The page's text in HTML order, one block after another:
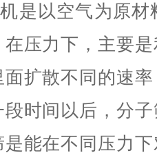
是以空气为原
在压力下，主要
扩散不同的速
时间以后，分
能在不同压力